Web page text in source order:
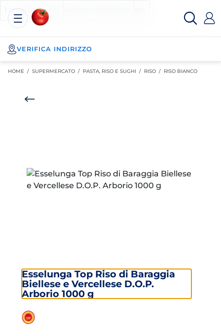
Posizionati sul contenuto principale
Posizionati sull'elenco categorie
I miei acquisti
Esselunga
Spesa
Online
VERIFICA INDIRIZZO
HOME / SUPERMERCATO / PASTA, RISO E SUGHI / RISO / RISO BIANCO
Esselunga Top Riso di Baraggia
Biellese e Vercellese D.O.P.
Arborio 1000 g